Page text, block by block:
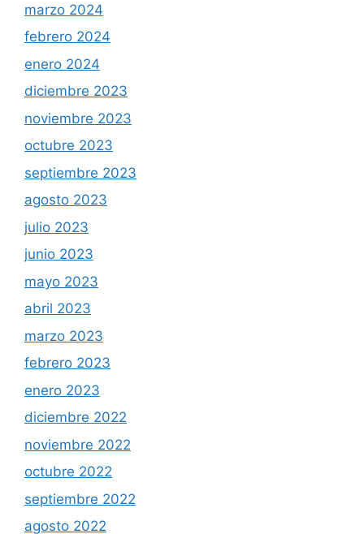
marzo 2024
febrero 2024
enero 2024
diciembre 2023
noviembre 2023
octubre 2023
septiembre 2023
agosto 2023
julio 2023
junio 2023
mayo 2023
abril 2023
marzo 2023
febrero 2023
enero 2023
diciembre 2022
noviembre 2022
octubre 2022
septiembre 2022
agosto 2022